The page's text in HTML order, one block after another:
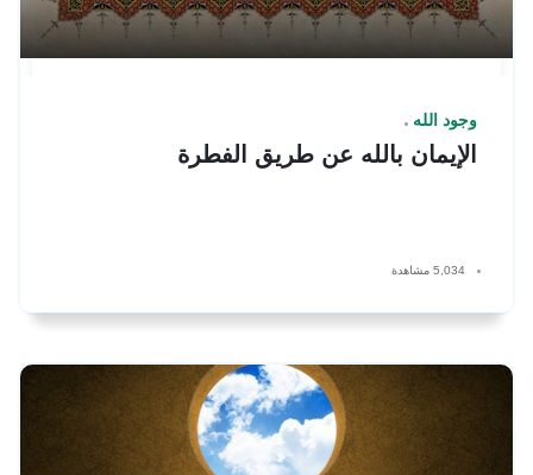
وجود الله
الإيمان بالله عن طريق الفطرة
5,034 مشاهدة